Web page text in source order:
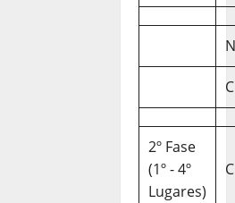
2º Fase
(1º - 4º
Lugares)